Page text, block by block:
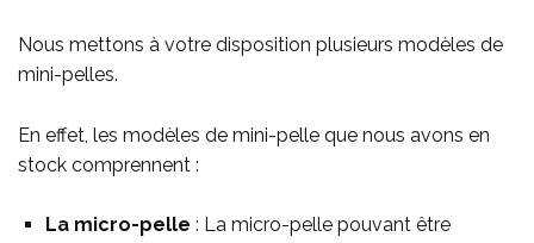
Nous mettons à votre disposition plusieurs modèles de
mini-pelles.
En effet, les modèles de mini-pelle que nous avons en
stock comprennent :
La micro-pelle : La micro-pelle pouvant être